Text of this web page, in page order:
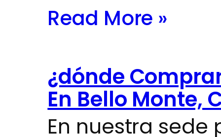
Read More »
¿dónde
En Bello Monte,
En nuestra